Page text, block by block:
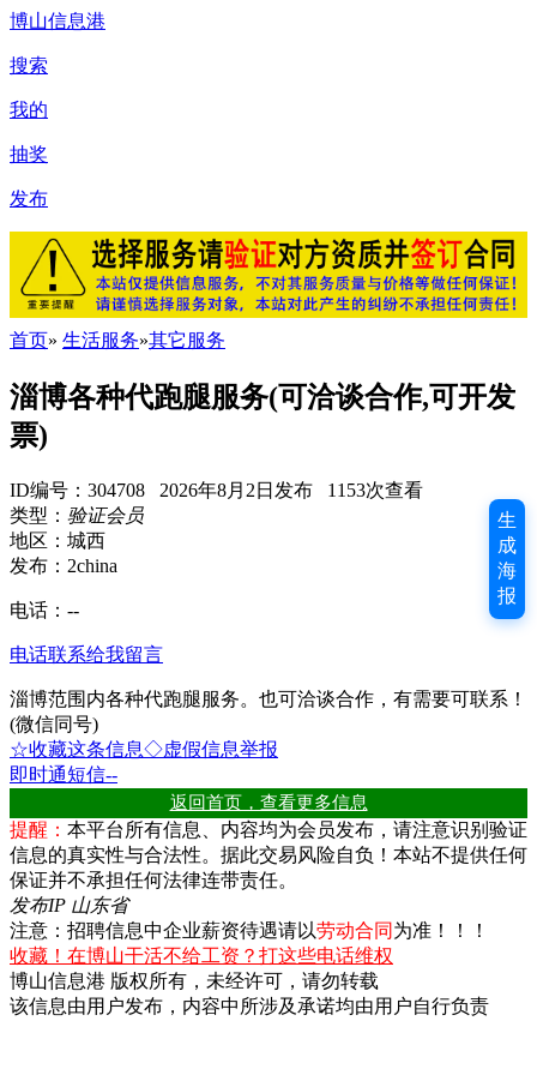
博山信息港
搜索
我的
抽奖
发布
首页» 生活服务»其它服务
淄博各种代跑腿服务(可洽谈合作,可开发
票)
ID编号：304708 2026年8月2日发布 1153次查看
类型： 验证会员
地区：城西
发布：2china
电话： --
电话联系给我留言
淄博范围内各种代跑腿服务。也可洽谈合作，有需要可联系！
(微信同号)
☆收藏这条信息◇虚假信息举报
即时通短信--
返回首页，查看更多信息
提醒： 本平台所有信息、内容均为会员发布，请注意识别验证
信息的真实性与合法性。据此交易风险自负！本站不提供任何
保证并不承担任何法律连带责任。
发布IP 山东省
注意：招聘信息中企业薪资待遇请以劳动合同 为准！！！
收藏！在博山干活不给工资？打这些电话维权
博山信息港 版权所有，未经许可，请勿转载
该信息由用户发布，内容中所涉及承诺均由用户自行负责
生
成
海
报